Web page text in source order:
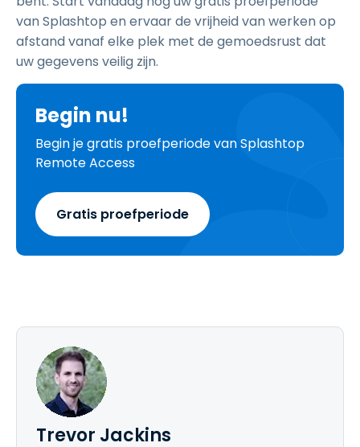
van Splashtop en ervaar de vrijheid van werken op
afstand vanaf elke plek met de gemoedsrust dat
uw gegevens veilig zijn.
Begin nu!
Begin je gratis proefperiode van Splashtop
Remote Access
Gratis proefperiode
Trevor Jackins